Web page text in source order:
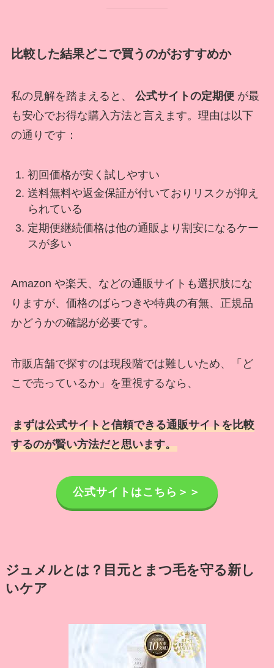
比較した結果どこで買うのがおすすめか
私の見解を踏まえると、 公式サイトの定期便が最
も安心でお得な購入方法と言えます。理由は以下
の通りです：
初回価格が安く試しやすい
送料無料や返金保証が付いておりリスクが抑え
られている
定期便継続価格は他の通販より割安になるケー
スが多い
Amazon や楽天、などの通販サイトも選択肢にな
りますが、価格のばらつきや特典の有無、正規品
かどうかの確認が必要です。
市販店舗で探すのは現段階では難しいため、「ど
こで売っているか」を重視するなら、
まずは公式サイトと信頼できる通販サイトを比較
するのが賢い方法だと思います。
公式サイトはこちら＞＞
ジュメルとは？目元とまつ毛を守る新し
いケア